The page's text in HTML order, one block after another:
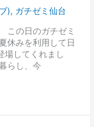
), ガチゼミ仙台
この日のガチゼミ
休みを利用して日
場してくれまし
らし、今